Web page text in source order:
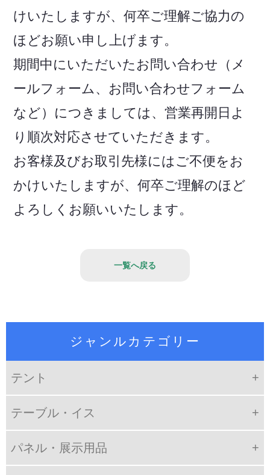
ジャンルカテゴリー
テント
テーブル・イス
パネル・展示用品
けいたしますが、何卒ご理解ご協力の
ほどお願い申し上げます。
期間中にいただいたお問い合わせ（メ
ールフォーム、お問い合わせフォーム
など）につきましては、営業再開日よ
り順次対応させていただきます。
お客様及びお取引先様にはご不便をお
かけいたしますが、何卒ご理解のほど
よろしくお願いいたします。
一覧へ戻る